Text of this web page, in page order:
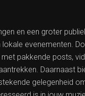
en een groter
evenementen.
pakkende posts,
Daarnaast
gelegenheid